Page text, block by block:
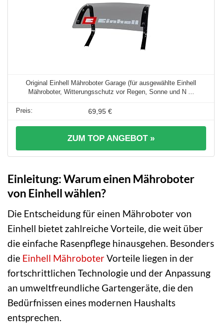
Original Einhell Mähroboter Garage (für ausgewählte Einhell
Mähroboter, Witterungsschutz vor Regen, Sonne und N ...
69,95 €
ZUM TOP ANGEBOT »
Einleitung: Warum einen Mähroboter
von Einhell wählen?
Die Entscheidung für einen Mähroboter von
Einhell bietet zahlreiche Vorteile, die weit über
die einfache Rasenpflege hinausgehen. Besonders
die Einhell MähroboterVorteile liegen in der
fortschrittlichen Technologie und der Anpassung
an umweltfreundliche Gartengeräte, die den
Bedürfnissen eines modernen Haushalts
entsprechen.